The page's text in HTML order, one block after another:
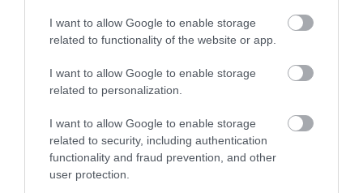
I want to allow Google to enable storage
related to functionality of the website or app.
I want to allow Google to enable storage
related to personalization.
I want to allow Google to enable storage
related to security, including authentication
functionality and fraud prevention, and other
user protection.
Βίντεο: Ανθρωποειδές ρομπότ
εργάζεται σε ταχυδρομικό κέντρο της
Κίνας
07.08.2026 | 09:53